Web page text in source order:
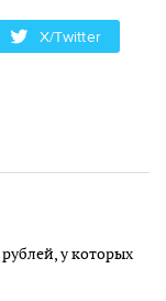
X/Twitter